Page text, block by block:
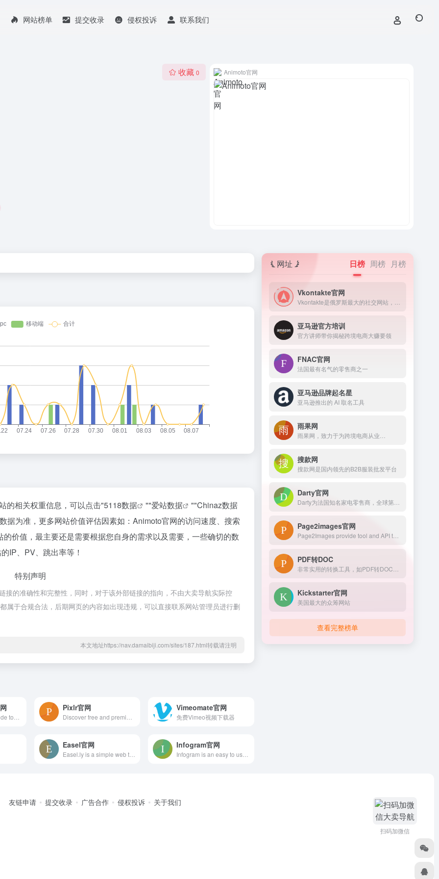
网站榜单 提交收录 侵权投诉 联系我们
收藏 0 Animoto官网
的相关权重信息，可以点击"5118数据 ""爱站数据 ""Chinaz数据
据为准，更多网站价值评估因素如：Animoto官网的访问速度、搜索
价值，最主要还是需要根据您自身的需求以及需要，一些确切的数
IP、PV、跳出率等！
特别声明
的准确性和完整性，同时，对于该外部链接的指向，不由大卖导航实际控
于合规合法，后期网页的内容如出现违规，可以直接联系网站管理员进行删
本文地址https://nav.damaibiji.com/sites/187.html转载请注明
Pixlr官网 Vimeomate官网
免费Vimeo视频下载器
Easel官网
Easel.ly is a simple web tool that empowers anyone to create and share powerful visuals (infographics, posters)... no design experience needed! We provide the canvas, you provide the creativity.
Infogram官网
网址 日榜 周榜 月榜
Vkontakte官网
亚马逊官方培训
官方讲师带你揭秘跨境电商大赚要领
FNAC官网
法国最有名气的零售商之一
亚马逊品牌起名星
亚马逊推出的 AI 取名工具
雨果网
雨果网，致力于为跨境电商从业…
搜款网
搜款网是国内领先的B2B服装批发平台
Darty官网
Page2images官网
PDF转DOC
Kickstarter官网
美国最大的众筹网站
查看完整榜单
友链申请 提交收录 广告合作 侵权投诉 关于我们
扫码加微信